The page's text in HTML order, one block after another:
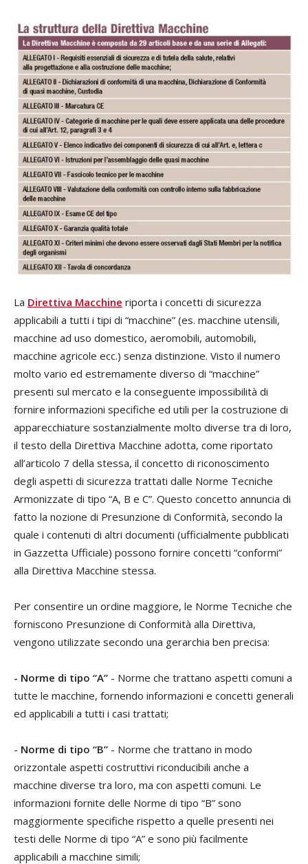
La Direttiva Macchine riporta i concetti di sicurezza
applicabili a tutti i tipi di “macchine” (es. macchine utensili,
macchine ad uso domestico, aeromobili, automobili,
macchine agricole ecc.) senza distinzione. Visto il numero
molto vario ed estremamente diverso di “macchine”
presenti sul mercato e la conseguente impossibilità di
fornire informazioni specifiche ed utili per la costruzione di
apparecchiature sostanzialmente molto diverse tra di loro,
il testo della Direttiva Macchine adotta, come riportato
all’articolo 7 della stessa, il concetto di riconoscimento
degli aspetti di sicurezza trattati dalle Norme Tecniche
Armonizzate di tipo “A, B e C”. Questo concetto annuncia di
fatto la nozione di Presunzione di Conformità, secondo la
quale i contenuti di altri documenti (ufficialmente pubblicati
in Gazzetta Ufficiale) possono fornire concetti “conformi”
alla Direttiva Macchine stessa.
Per consentire un ordine maggiore, le Norme Tecniche che
forniscono Presunzione di Conformità alla Direttiva,
vengono utilizzate secondo una gerarchia ben precisa:
- Norme di tipo “A” - Norme che trattano aspetti comuni a
tutte le macchine, fornendo informazioni e concetti generali
ed applicabili a tutti i casi trattati;
- Norme di tipo “B” - Norme che trattano in modo
orizzontale aspetti costruttivi riconducibili anche a
macchine diverse tra loro, ma con aspetti comuni. Le
informazioni fornite delle Norme di tipo “B” sono
maggiormente specifiche rispetto a quelle presenti nei
testi delle Norme di tipo “A” e sono più facilmente
applicabili a macchine simili;